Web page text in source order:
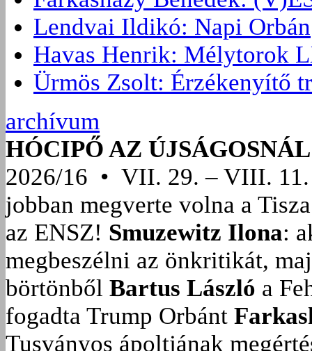
Lendvai Ildikó: Napi Orbán
Havas Henrik: Mélytorok
Ürmös Zsolt: Érzékenyítő
archívum
HÓCIPŐ AZ ÚJSÁGOSNÁL
2026/16 • VII. 29. – VIII. 11.
jobban megverte volna a
az ENSZ! Smuzewitz Ilona:
megbeszélni az önkritikát,
börtönből Bartus László a
fogadta Trump Orbánt
Tusványos ápoltjának